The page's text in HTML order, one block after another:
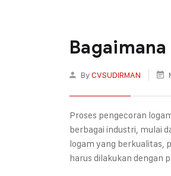
ByCVSUDIRMAN
Proses pengecoran
berbagai industri, mulai
logam yang berkualitas,
harus dilakukan dengan